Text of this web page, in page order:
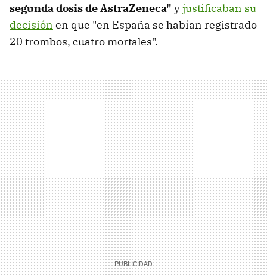
segunda dosis de AstraZeneca" yjustificaban su
decisión en que "en España se habían registrado
20 trombos, cuatro mortales".